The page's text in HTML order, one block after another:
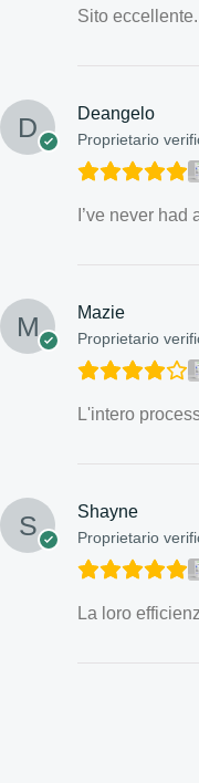
Sito
Deangelo
Proprietario
I’ve never
Mazie
Proprietario
L'intero
Shayne
Proprietario
La loro